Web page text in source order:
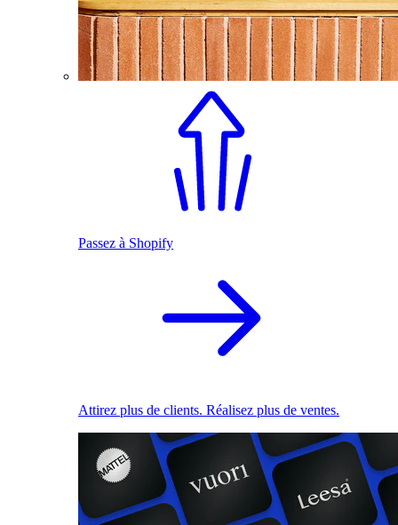
Passez à Shopify
Attirez plus de clients. Réalisez plus de ventes.